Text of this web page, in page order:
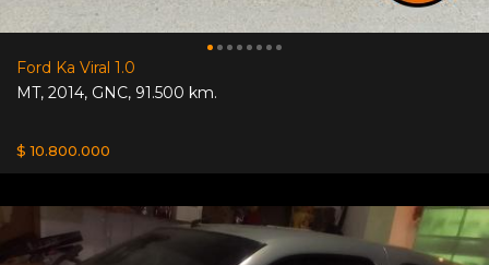
Ford Ka Viral 1.0
MT, 2014, GNC, 91.500 km.
$ 10.800.000